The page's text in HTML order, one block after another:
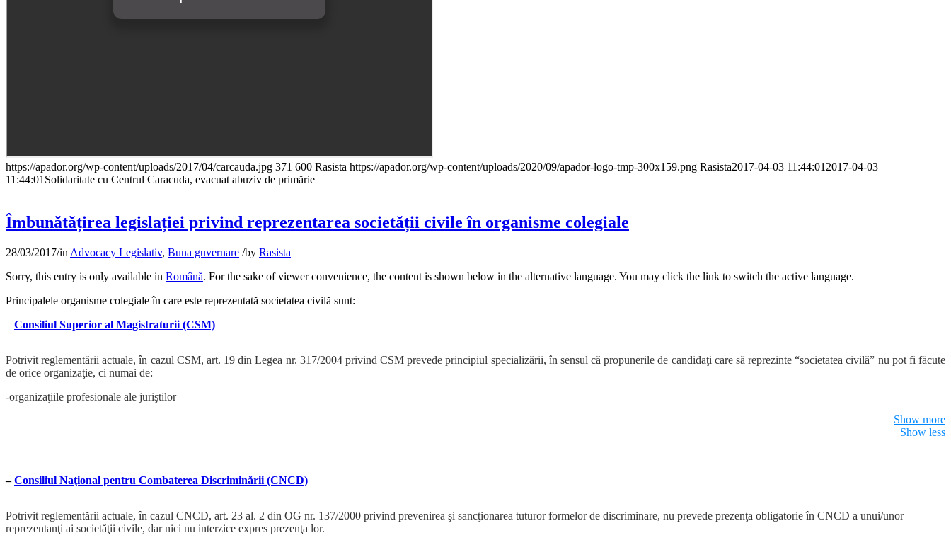
https://apador.org/wp-content/uploads/2017/04/carcauda.jpg 371 600 Rasista https://apador.org/wp-content/uploads/2020/09/apador-logo-tmp-300x159.png Rasista2017-04-03 11:44:01 2017-04-03
11:44:01 Solidaritate cu Centrul Caracuda, evacuat abuziv de primărie
Îmbunătățirea legislației privind reprezentarea societății civile în organisme colegiale
28/03/2017/in Advocacy Legislativ, Buna guvernare /by Rasista
Sorry, this entry is only available in Română. For the sake of viewer convenience, the content is shown below in the alternative language. You may click the link to switch the active language.
Principalele organisme colegiale în care este reprezentată societatea civilă sunt:
– Consiliul Superior al Magistraturii (CSM)
Potrivit reglementării actuale, în cazul CSM, art. 19 din Legea nr. 317/2004 privind CSM prevede principiul specializării, în sensul că propunerile de candidaţi care să reprezinte “societatea civilă” nu pot fi făcute
de orice organizaţie, ci numai de:
-organizaţiile profesionale ale juriştilor
stabilirea mecanismului în cazul CSM vor fi avute în vedere prevederile acestui articol, care nu permite oricărei organizaţii din societatea civilă să propună candidaţi ai societăţii civile pentru CSM.
Show more
Show less
–Consiliul Naţional pentru Combaterea Discriminării (CNCD)
Potrivit reglementării actuale, în cazul CNCD, art. 23 al. 2 din OG nr. 137/2000 privind prevenirea şi sancţionarea tuturor formelor de discriminare, nu prevede prezenţa obligatorie în CNCD a unui/unor
reprezentanţi ai societăţii civile, dar nici nu interzice expres prezenţa lor.